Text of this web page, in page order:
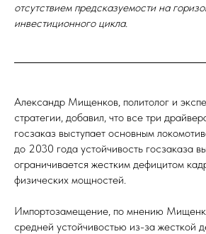
отсутствием предсказуемости на
инвестиционного цикла.
Александр Мищенков, политолог и
стратегии, добавил, что все три
госзаказ выступает основным
до 2030 года устойчивость госзаказа
ограничивается жестким дефицитом
физических мощностей.
Импортозамещение, по мнению
средней устойчивостью из-за жесткой